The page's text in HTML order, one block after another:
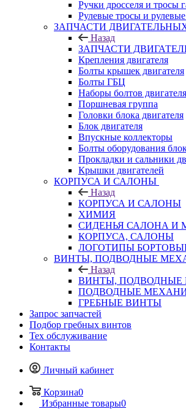
Ручки дросселя и тросы
Рулевые тросы и
ЗАПЧАСТИ
Назад
ЗАПЧАСТИ
Крепления двигателя
Болты крышек двигателя
Болты ГБЦ
Наборы болтов двигателя
Поршневая группа
Головки блока двигателя
Блок двигателя
Впускные коллекторы
Болты оборудования
Прокладки и сальники
Крышки двигателей
КОРПУСА И САЛОНЫ
Назад
КОРПУСА И САЛОНЫ
ХИМИЯ
СИДЕНЬЯ САЛОНА И
КОРПУСА, САЛОНЫ
ЛОГОТИПЫ
ВИНТЫ, ПОДВОДНЫЕ
Назад
ВИНТЫ,
ПОДВОДНЫЕ
ГРЕБНЫЕ ВИНТЫ
Запрос запчастей
Подбор гребных винтов
Тех обслуживание
Контакты
Личный кабинет
Корзина0
Избранные товары0